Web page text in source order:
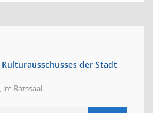
der Stadt
im Ratssaal